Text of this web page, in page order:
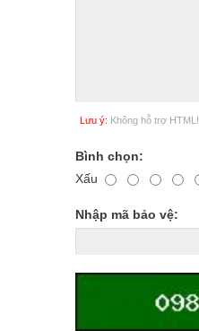
Lưu ý: Không hỗ trợ HTML!
Bình chọn:
Xấu
Nhập mã bảo vệ: